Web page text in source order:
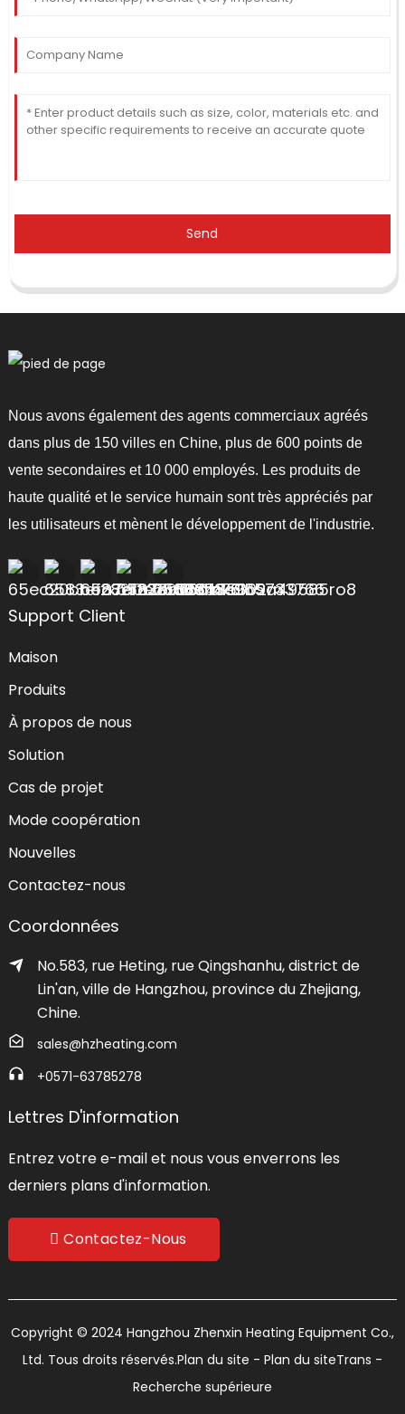
Send
Nous avons également des agents commerciaux agréés
dans plus de 150 villes en Chine, plus de 600 points de
vente secondaires et 10 000 employés. Les produits de
haute qualité et le service humain sont très appréciés par
les utilisateurs et mènent le développement de l'industrie.
Support Client
Maison
Produits
À propos de nous
Solution
Cas de projet
Mode coopération
Nouvelles
Contactez-nous
Coordonnées
No.583, rue Heting, rue Qingshanhu, district de
Lin'an, ville de Hangzhou, province du Zhejiang,
Chine.
sales@hzheating.com
+0571-63785278
Lettres D'information
Entrez votre e-mail et nous vous enverrons les
derniers plans d'information.
Contactez-Nous
Copyright © 2024 Hangzhou Zhenxin Heating Equipment Co.,
Ltd. Tous droits réservés.Plan du site - Plan du siteTrans -
Recherche supérieure